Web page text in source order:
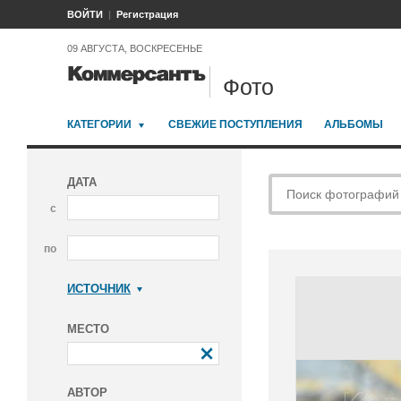
ВОЙТИ Регистрация
09 АВГУСТА, ВОСКРЕСЕНЬЕ
Фото
КАТЕГОРИИ СВЕЖИЕ ПОСТУПЛЕНИЯ АЛЬБОМЫ
ДАТА
с
по
ИСТОЧНИК
МЕСТО
АВТОР